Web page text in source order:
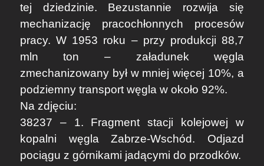
tej dziedzinie. Bezustannie rozwija się
mechanizację pracochłonnych procesów
pracy. W 1953 roku – przy produkcji 88,7
mln ton – załadunek węgla
zmechanizowany był w mniej więcej 10%, a
podziemny transport węgla w około 92%.
Na zdjęciu:
38237 – 1. Fragment stacji kolejowej w
kopalni węgla Zabrze-Wschód. Odjazd
pociągu z górnikami jadącymi do przodków.